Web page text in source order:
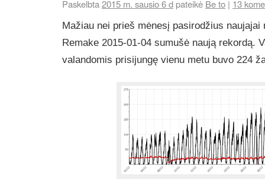
Paskelbta2015 m. sausio 6 d pateikė Be to | 13
Mažiau nei prieš mėnesį pasirodžius naujajai
Remake 2015-01-04 sumušė naują rekordą.
valandomis prisijungę vienu metu buvo 224